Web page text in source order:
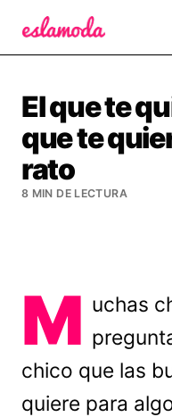
El que te
que te
rato
8 MIN DE LECTURA
M uchas
chico que las
quiere para